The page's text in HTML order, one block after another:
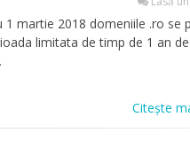
1 martie 2018 domeniile .ro se
limitata de timp de 1 an
Citește